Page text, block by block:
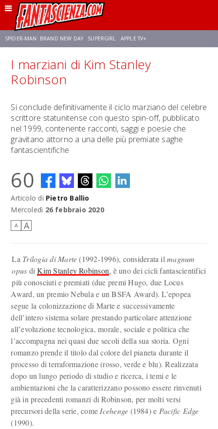
SPIDER-MAN: BRAND NEW DAY SUPERGIRL APPLE TV+
FRANCO RICCIARDIELLO ZENDAYA STAR TREK AVENGERS: DOOMSDAY
I marziani di Kim Stanley
Robinson
Si conclude definitivamente il ciclo marziano del celebre
scrittore statunitense con questo spin-off, pubblicato
nel 1999, contenente racconti, saggi e poesie che
gravitano attorno a una delle più premiate saghe
fantascientifiche
60
Articolo di Pietro Ballio
Mercoledì 26 febbraio 2020
A A
La Trilogia di Marte(1992-1996), considerata ilmagnum
opus diKim Stanley Robinson, è uno dei cicli fantascientifici
più conosciuti e premiati (due premi Hugo, due Locus
Award, un premio Nebula e un BSFA Award). L’epopea
segue la colonizzazione di Marte e successivamente
dell’intero sistema solare prestando particolare attenzione
all’evoluzione tecnologica, morale, sociale e politica che
l’accompagna nei quasi due secoli della sua storia. Ogni
romanzo prende il titolo dal colore del pianeta durante il
processo di terraformazione (rosso, verde e blu). Realizzata
dopo un lungo periodo di studio e ricerca, i temi e le
ambientazioni che la caratterizzano possono essere rinvenuti
già in precedenti romanzi di Robinson, per molti versi
precursori della serie, come Icehenge (1984) e Pacific Edge
(1990).